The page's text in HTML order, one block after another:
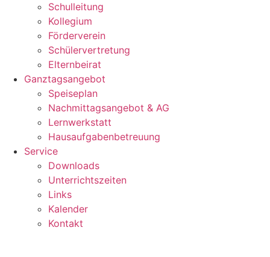
Schulleitung
Kollegium
Förderverein
Schülervertretung
Elternbeirat
Ganztagsangebot
Speiseplan
Nachmittagsangebot & AG
Lernwerkstatt
Hausaufgabenbetreuung
Service
Downloads
Unterrichtszeiten
Links
Kalender
Kontakt